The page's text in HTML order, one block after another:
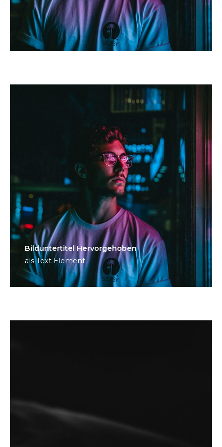
Bild­unter­titel Hervorgehoben
als Text Element